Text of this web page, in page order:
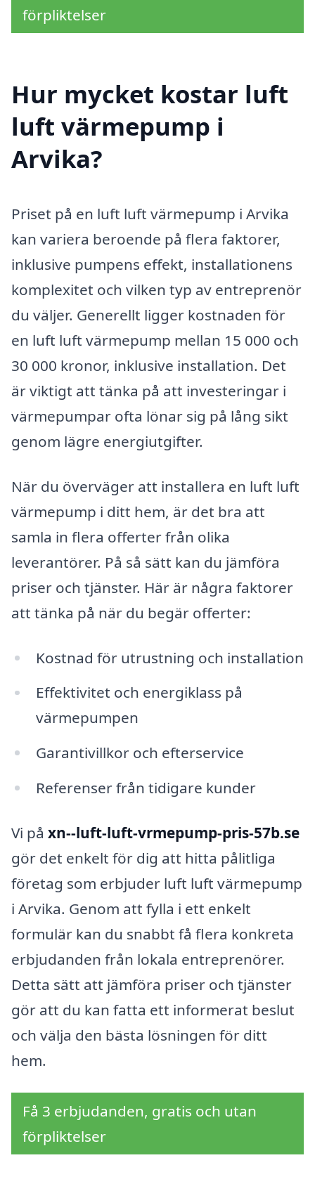
förpliktelser
Hur mycket kostar luft
luft värmepump i
Arvika?
Priset på en luft luft värmepump i Arvika
kan variera beroende på flera faktorer,
inklusive pumpens effekt, installationens
komplexitet och vilken typ av entreprenör
du väljer. Generellt ligger kostnaden för
en luft luft värmepump mellan 15 000 och
30 000 kronor, inklusive installation. Det
är viktigt att tänka på att investeringar i
värmepumpar ofta lönar sig på lång sikt
genom lägre energiutgifter.
När du överväger att installera en luft luft
värmepump i ditt hem, är det bra att
samla in flera offerter från olika
leverantörer. På så sätt kan du jämföra
priser och tjänster. Här är några faktorer
att tänka på när du begär offerter:
Kostnad för utrustning och installation
Effektivitet och energiklass på
värmepumpen
Garantivillkor och efterservice
Referenser från tidigare kunder
Vi på xn--luft-luft-vrmepump-pris-57b.se
gör det enkelt för dig att hitta pålitliga
företag som erbjuder luft luft värmepump
i Arvika. Genom att fylla i ett enkelt
formulär kan du snabbt få flera konkreta
erbjudanden från lokala entreprenörer.
Detta sätt att jämföra priser och tjänster
gör att du kan fatta ett informerat beslut
och välja den bästa lösningen för ditt
hem.
Få 3 erbjudanden, gratis och utan
förpliktelser